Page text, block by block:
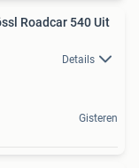
Roadcar 540 Uit
Details
Gisteren